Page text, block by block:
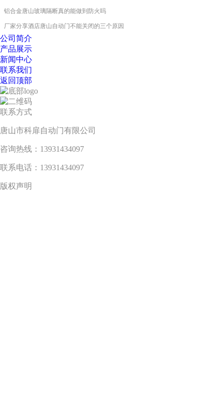
铝合金唐山玻璃隔断真的能做到防火吗
​厂家分享酒店唐山自动门不能关闭的三个原因
公司简介
产品展示
新闻中心
联系我们
返回顶部
联系方式
唐山市科扉自动门有限公司
咨询热线：13931434097
联系电话：13931434097
版权声明